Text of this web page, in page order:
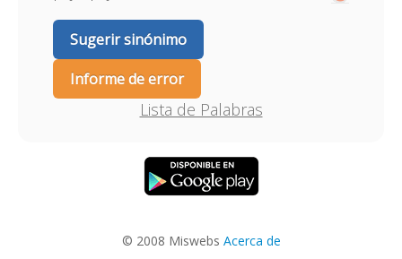
Sugerir sinónimo
Informe de error
Lista de Palabras
© 2008 Miswebs Acerca de